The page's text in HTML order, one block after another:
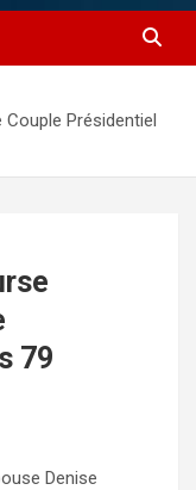
Couple Présidentiel
79
Denise